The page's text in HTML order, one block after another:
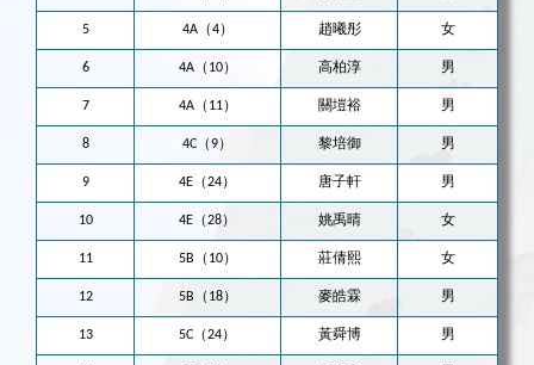
5 4A（4） 趙曦彤 女
6 4A（10） 高柏淳 男
7 4A（11） 關塏裕 男
8 4C（9） 黎培御 男
9 4E（24） 唐子軒 男
10 4E（28） 姚禹晴 女
11 5B（10） 莊倩熙 女
12 5B（18） 麥皓霖 男
13 5C（24） 黃舜博 男